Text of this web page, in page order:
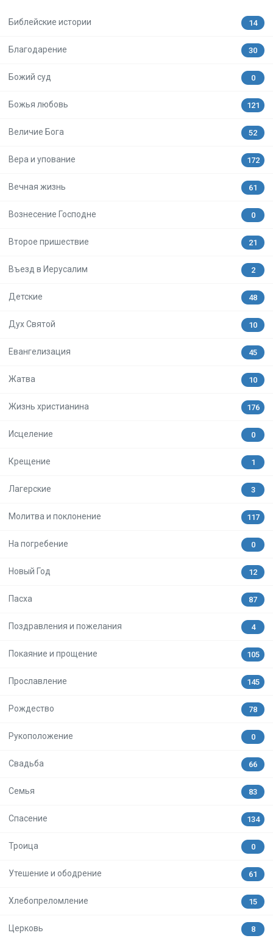
Библейские истории 14
Благодарение 30
Божий суд 0
Божья любовь 121
Величие Бога 52
Вера и упование 172
Вечная жизнь 61
Вознесение Господне 0
Второе пришествие 21
Въезд в Иерусалим 2
Детские 48
Дух Святой 10
Евангелизация 45
Жатва 10
Жизнь христианина 176
Исцеление 0
Крещение 1
Лагерские 3
Молитва и поклонение 117
На погребение 0
Новый Год 12
Пасха 87
Поздравления и пожелания 4
Покаяние и прощение 105
Прославление 145
Рождество 78
Рукоположение 0
Свадьба 66
Семья 83
Спасение 134
Троица 0
Утешение и ободрение 61
Хлебопреломление 15
Церковь 8